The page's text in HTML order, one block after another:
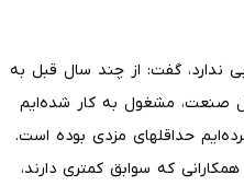
ندارد، گفت: از چند سال قبل به
صنعت، مشغول به کار شده‌ایم
حداقلهای مزدی بوده است.
که سوابق کمتری دارند،